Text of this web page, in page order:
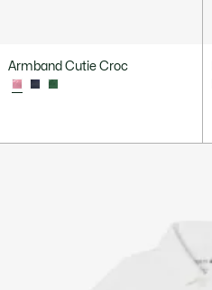
Armband Cutie Croc